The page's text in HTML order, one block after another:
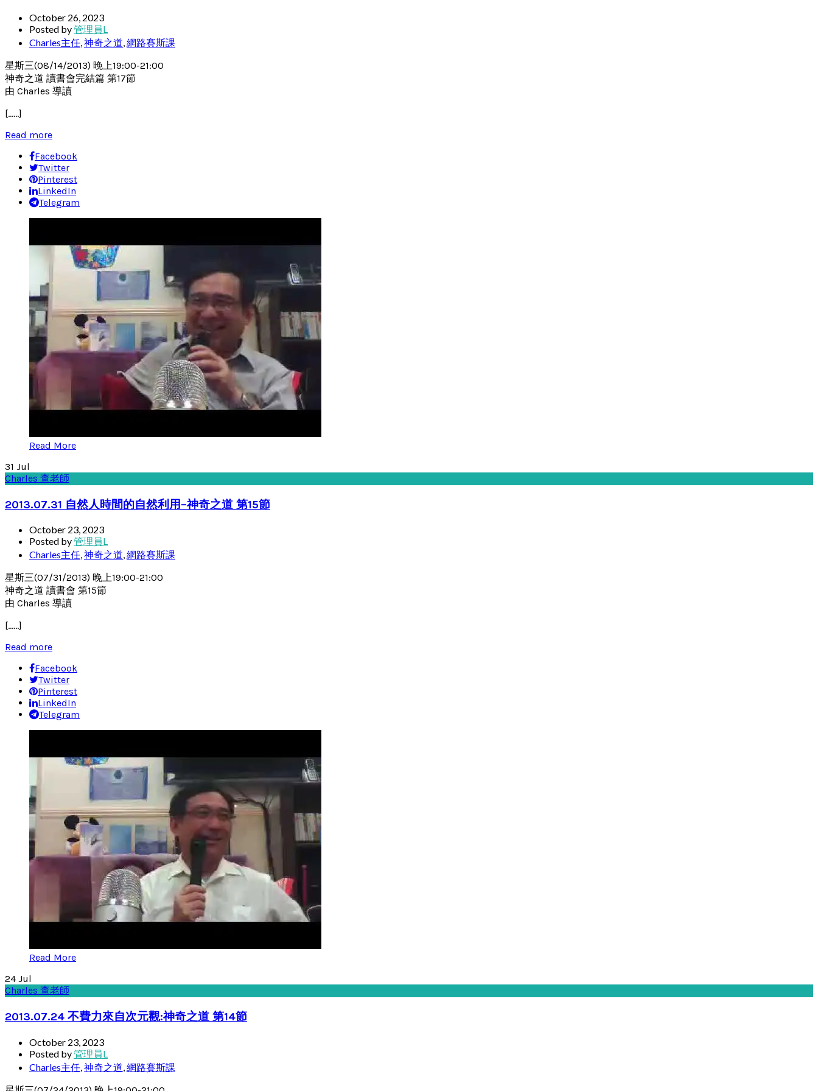
October 26, 2023
Posted by管理員L
Charles主任,神奇之道,網路賽斯課
星斯三(08/14/2013) 晚上19:00-21:00
神奇之道 讀書會完結篇 第17節
由 Charles 導讀
[……]
Read more
Facebook
Twitter
Pinterest
LinkedIn
Telegram
Read More
31 Jul
Charles 查老師
2013.07.31 自然人時間的自然利用–神奇之道 第15節
October 23, 2023
Posted by管理員L
Charles主任,神奇之道,網路賽斯課
星斯三(07/31/2013) 晚上19:00-21:00
神奇之道 讀書會 第15節
由 Charles 導讀
[……]
Read more
Facebook
Twitter
Pinterest
LinkedIn
Telegram
Read More
24 Jul
Charles 查老師
2013.07.24 不費力來自次元觀:神奇之道 第14節
October 23, 2023
Posted by管理員L
Charles主任 神奇之道 網路賽斯課